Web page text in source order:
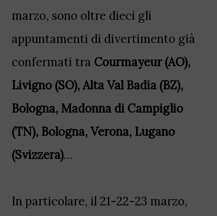
marzo, sono oltre dieci gli
appuntamenti di divertimento già
confermati tra Courmayeur (AO),
Livigno (SO), Alta Val Badia (BZ),
Bologna, Madonna di Campiglio
(TN), Bologna, Verona, Lugano
(Svizzera)…
In particolare, il 21-22-23 marzo,